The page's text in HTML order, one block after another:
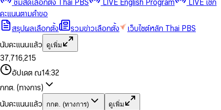
คะแนนตามคำขอ
สรุปผลเลือกตั้ง
รวมข่าวเลือกตั้ง
เว็บไซต์หลัก Thai PBS
นับคะแนนแล้ว
ดูเพิ่ม
0
1
2
3
4
5
6
8
1
2
3
4
5
6
7
8
9
,
1
2
4
6
7
8
9
0
1
2
3
4
5
6
0
1
3
5
6
7
8
9
,
1
2
4
5
7
0
1
3
4
6
0
2
3
4
5
7
8
อัปเดต ณ14:32
กกต. (ทางการ)
นับคะแนนแล้ว
กกต. (ทางการ) ดูเพิ่ม
0
1
0
1
2
4
5
0
1
2
4
0
1
3
0
2
3